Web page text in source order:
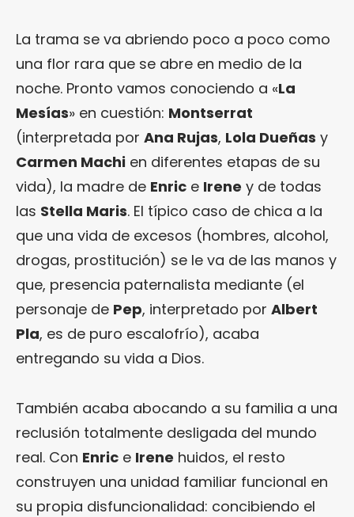
La trama se va abriendo poco a poco como
una flor rara que se abre en medio de la
noche. Pronto vamos conociendo a «La
Mesías» en cuestión: Montserrat
(interpretada por Ana Rujas, Lola Dueñas y
Carmen Machi en diferentes etapas de su
vida), la madre de Enric e Irene y de todas
las Stella Maris. El típico caso de chica a la
que una vida de excesos (hombres, alcohol,
drogas, prostitución) se le va de las manos y
que, presencia paternalista mediante (el
personaje de Pep, interpretado por Albert
Pla, es de puro escalofrío), acaba
entregando su vida a Dios.
También acaba abocando a su familia a una
reclusión totalmente desligada del mundo
real. Con Enric e Irene huidos, el resto
construyen una unidad familiar funcional en
su propia disfuncionalidad: concibiendo el